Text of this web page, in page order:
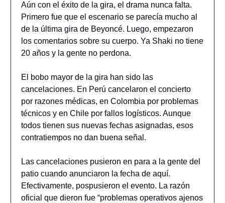
Aún con el éxito de la gira, el drama nunca falta.
Primero fue que el escenario se parecía mucho al
de la última gira de Beyoncé. Luego, empezaron
los comentarios sobre su cuerpo. Ya Shaki no tiene
20 años y la gente no perdona.
El bobo mayor de la gira han sido las
cancelaciones. En Perú cancelaron el concierto
por razones médicas, en Colombia por problemas
técnicos y en Chile por fallos logísticos. Aunque
todos tienen sus nuevas fechas asignadas, esos
contratiempos no dan buena señal.
Las cancelaciones pusieron en para a la gente del
patio cuando anunciaron la fecha de aquí.
Efectivamente, pospusieron el evento. La razón
oficial que dieron fue “problemas operativos ajenos